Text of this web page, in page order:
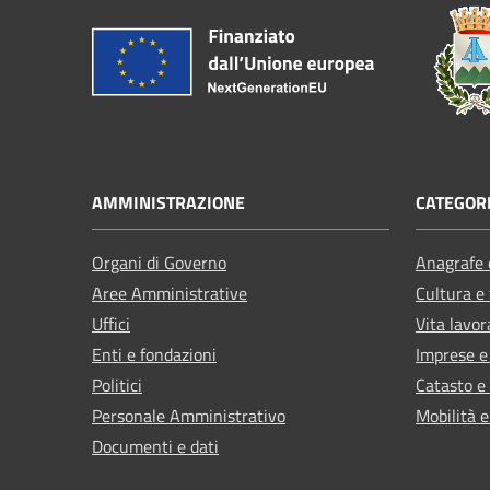
AMMINISTRAZIONE
Organi di Governo
Aree Amministrative
Uffici
Enti e fondazioni
Politici
Personale Amministrativo
Documenti e dati
Cultura
Vita
Imprese
Catasto
Mobilità